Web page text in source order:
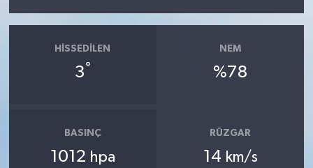
HISSEDILEN
3°
NEM
%78
BASINÇ
1012 hpa
RÜZGAR
14 km/s